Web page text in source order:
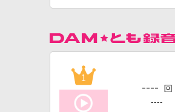
1
---- 回
----